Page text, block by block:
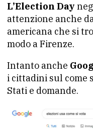
L’Election Day
attenzione anche
americana che si
modo a Firenze.
Intanto anche
i cittadini sul come
Stati e domande.